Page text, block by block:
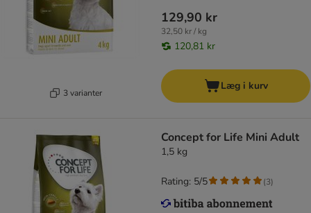
3 varianter
129,90 kr
32,50 kr / kg
120,81 kr
Læg i kurv
Concept for Life Mini Adult
1,5 kg
Rating: 5/5 (3)